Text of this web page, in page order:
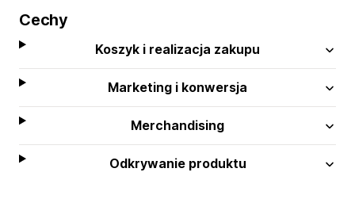
Cechy
Koszyk i realizacja zakupu
Marketing i konwersja
Merchandising
Odkrywanie produktu